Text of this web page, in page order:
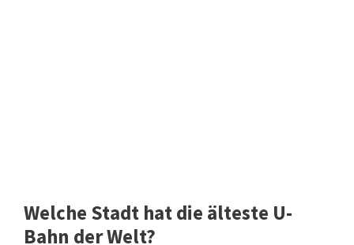
Welche Stadt hat die älteste U-
Bahn der Welt?